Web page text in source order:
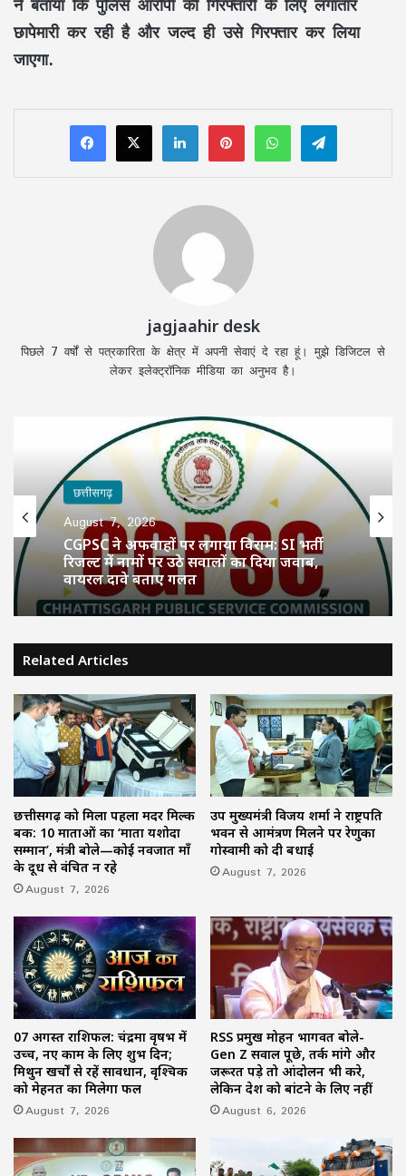
छापेमारी कर रही है और जल्द ही उसे गिरफ्तार कर लिया
जाएगा.
LinkedInPinterestWhatsAppTelegram
jagjaahir desk
पिछले 7 वर्षों से पत्रकारिता के क्षेत्र में अपनी सेवाएं दे रहा हूं। मुझे डिजिटल से
लेकर इलेक्ट्रॉनिक मीडिया का अनुभव है।
छत्तीसगढ़
August 7, 2026
CGPSC ने अफवाहों पर लगाया विराम: SI भर्ती
रिजल्ट में नामों पर उठे सवालों का दिया जवाब,
वायरल दावे बताए गलत
Related Articles
छत्तीसगढ़ को मिला पहला मदर मिल्क
बैंक: 10 माताओं का ‘माता यशोदा
सम्मान’, मंत्री बोले—कोई नवजात माँ
के दूध से वंचित न रहे
August 7, 2026
उप मुख्यमंत्री विजय शर्मा ने राष्ट्रपति
भवन से आमंत्रण मिलने पर रेणुका
गोस्वामी को दी बधाई
August 7, 2026
07 अगस्त राशिफल: चंद्रमा वृषभ में
उच्च, नए काम के लिए शुभ दिन;
मिथुन खर्चों से रहें सावधान, वृश्चिक
को मेहनत का मिलेगा फल
August 7, 2026
RSS प्रमुख मोहन भागवत बोले-
Gen Z सवाल पूछे, तर्क मांगे और
जरूरत पड़े तो आंदोलन भी करे,
लेकिन देश को बांटने के लिए नहीं
August 6, 2026